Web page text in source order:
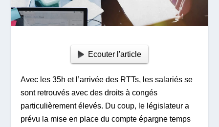
Ecouter l'article
Avec les 35h et l’arrivée des RTTs, les salariés se
sont retrouvés avec des droits à congés
particulièrement élevés. Du coup, le législateur a
prévu la mise en place du compte épargne temps